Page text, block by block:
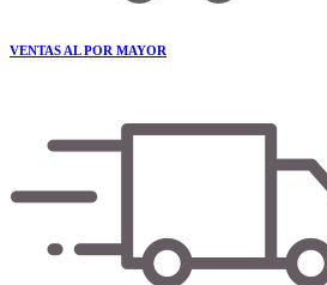
VENTAS AL POR MAYOR